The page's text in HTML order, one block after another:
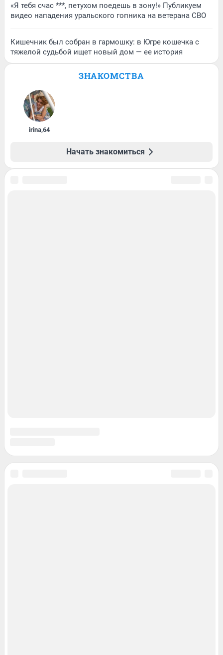
«Я тебя счас ***, петухом поедешь в зону!» Публикуем
видео нападения уральского гопника на ветерана СВО
Кишечник был собран в гармошку: в Югре кошечка с
тяжелой судьбой ищет новый дом — ее история
ЗНАКОМСТВА
irina,64
Начать знакомиться